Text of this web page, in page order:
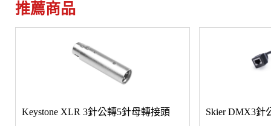
推薦商品
Keystone XLR 3針公轉5針母轉接頭 Skier DMX3針